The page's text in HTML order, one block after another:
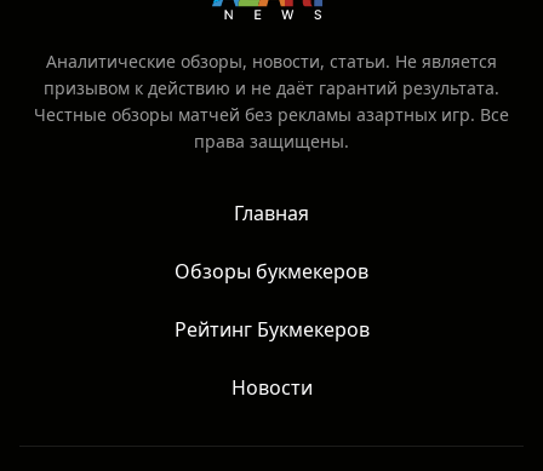
Аналитические обзоры, новости, статьи. Не является
призывом к действию и не даёт гарантий результата.
Честные обзоры матчей без рекламы азартных игр. Все
права защищены.
Главная
Обзоры букмекеров
Рейтинг Букмекеров
Новости